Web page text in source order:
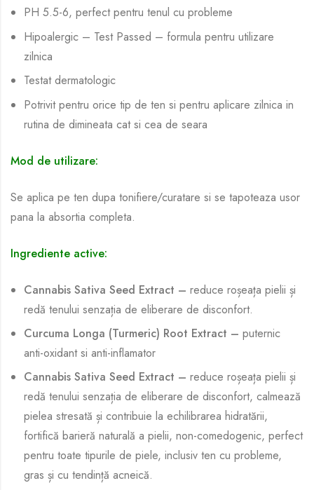
PH 5.5-6, perfect pentru tenul cu probleme
Hipoalergic – Test Passed – formula pentru utilizare
zilnica
Testat dermatologic
Potrivit pentru orice tip de ten si pentru aplicare zilnica in
rutina de dimineata cat si cea de seara
Mod de utilizare:
Se aplica pe ten dupa tonifiere/curatare si se tapoteaza usor
pana la absortia completa.
Ingrediente active:
Cannabis Sativa Seed Extract –reduce roșeața pielii și
redă tenului senzația de eliberare de disconfort.
Curcuma Longa (Turmeric) Root Extract –puternic
anti-oxidant si anti-inflamator
Cannabis Sativa Seed Extract – reduce roșeața pielii și
redă tenului senzația de eliberare de disconfort, calmează
pielea stresată și contribuie la echilibrarea hidratării,
fortifică barieră naturală a pielii, non-comedogenic, perfect
pentru toate tipurile de piele, inclusiv ten cu probleme,
gras și cu tendință acneică.